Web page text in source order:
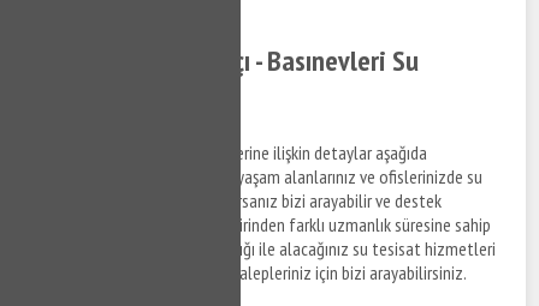
Basınevleri Tesisatçı - Basınevleri Su
Basınevleri su tesisat hizmetlerine ilişkin detaylar aşağıda
Denizlilandığı şekildedir. Sizde yaşam alanlarınız ve ofislerinizde su
tesisat ile ilgili bir arıza yaşıyorsanız bizi arayabilir ve destek
taleplerinizi iletebilirsiniz. Birbirinden farklı uzmanlık süresine sahip
anlaşmalı iş ortaklarımız aracılığı ile alacağınız su tesisat hizmetleri
ile ilgili bilgi almak ve destek talepleriniz için bizi arayabilirsiniz.